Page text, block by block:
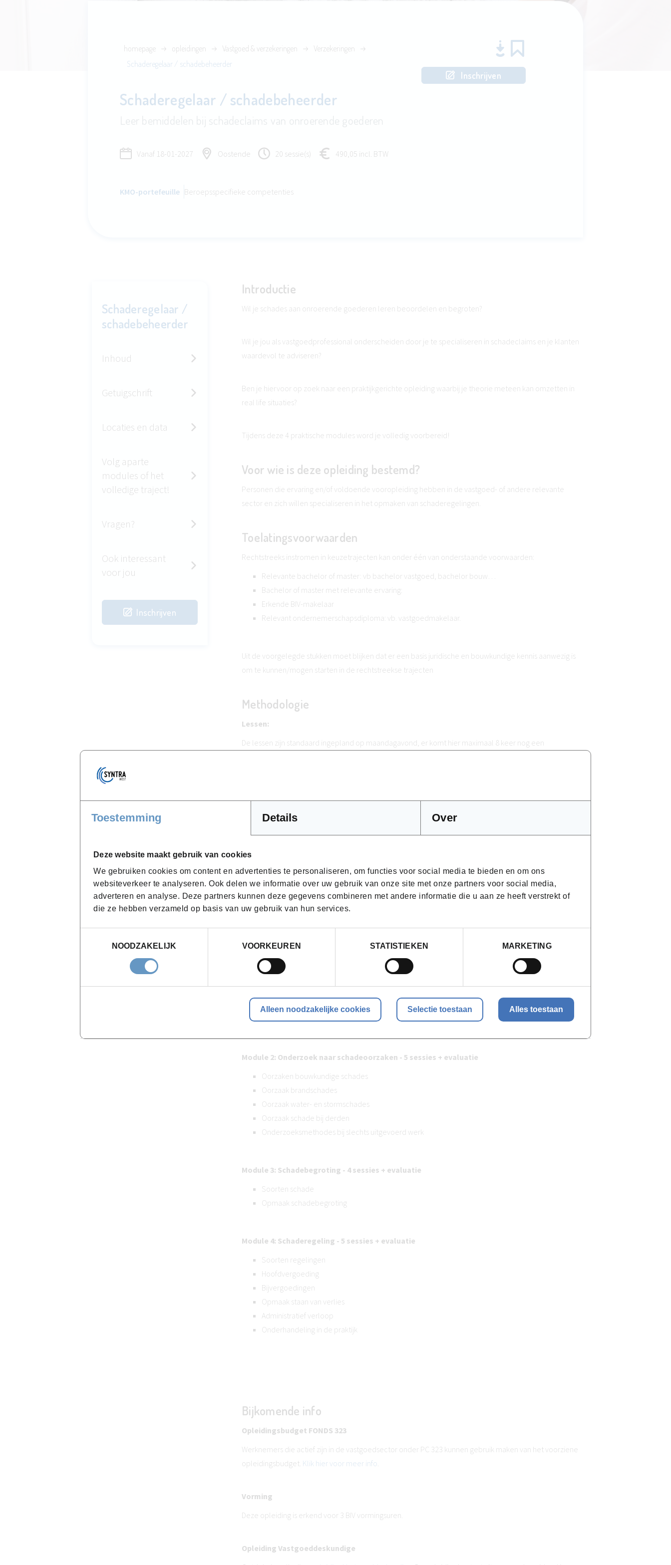
Toestemming Details Over
Deze website maakt gebruik van cookies
We gebruiken cookies om content en advertenties te personaliseren, om functies voor social media te bieden en om ons
websiteverkeer te analyseren. Ook delen we informatie over uw gebruik van onze site met onze partners voor social media,
adverteren en analyse. Deze partners kunnen deze gegevens combineren met andere informatie die u aan ze heeft verstrekt of
die ze hebben verzameld op basis van uw gebruik van hun services.
NOODZAKELIJK
VOORKEUREN STATISTIEKEN MARKETING
Alleen noodzakelijke cookies Selectie toestaan Alles toestaan
homepage opleidingen Vastgoed & verzekeringen
Verzekeringen
Schaderegelaar / schadebeheerder
Schaderegelaar / schadebeheerder
Vanaf 18-01-2027 Oostende 20 sessie(s) 490,05 incl. BTW
KMO-portefeuille Beroepsspecifieke competenties
Inschrijven
Schaderegelaar /
schadebeheerder
Inhoud
Getuigschrift
Locaties en data
Volg aparte
modules of het
volledige traject!
Vragen?
Ook interessant
voor jou
Inschrijven
Introductie
Wil je schades aan onroerende goederen leren beoordelen en begroten?
Wil je jou als vastgoedprofessional onderscheiden door je te specialiseren in schadeclaims en je klanten
waardevol te adviseren?
Ben je hiervoor op zoek naar een praktijkgerichte opleiding waarbij je theorie meteen kan omzetten in
real life situaties?
Tijdens deze 4 praktische modules word je volledig voorbereid!
Voor wie is deze opleiding bestemd?
Personen die ervaring en/of voldoende vooropleiding hebben in de vastgoed- of andere relevante
sector en zich willen specialiseren in het opmaken van schaderegelingen.
Toelatingsvoorwaarden
Rechtstreeks instromen in keuzetrajecten kan onder één van onderstaande voorwaarden:
Relevante bachelor of master: vb bachelor vastgoed, bachelor bouw…
Bachelor of master met relevante ervaring:
Erkende BIV-makelaar
Relevant ondernemerschapsdiploma: vb. vastgoedmakelaar.
Uit de voorgelegde stukken moet blijken dat er een basis juridische en bouwkundige kennis aanwezig is
om te kunnen/mogen starten in de rechtstreekse trajecten
Methodologie
Lessen:
De lessen zijn standaard ingepland op maandagavond, er komt hier maximaal 8 keer nog een
Als cursist heb je 2 examenkansen. Indien je niet slaagde of deelnam aan de eerste zittijd, heb je recht op
een tweede zittijd.
Module 1: Fundamentals - 2 sessies + evaluatie
Werkgebieden
Classificatie van schades
Module 2: Onderzoek naar schadeoorzaken - 5 sessies + evaluatie
Oorzaken bouwkundige schades
Oorzaak brandschades
Oorzaak water- en stormschades
Oorzaak schade bij derden
Onderzoeksmethodes bij slechts uitgevoerd werk
Module 3: Schadebegroting - 4 sessies + evaluatie
Soorten schade
Opmaak schadebegroting
Module 4: Schaderegeling - 5 sessies + evaluatie
Soorten regelingen
Hoofdvergoeding
Bijvergoedingen
Opmaak staan van verlies
Administratief verloop
Onderhandeling in de praktijk
Bijkomende info
Opleidingsbudget FONDS 323
Werknemers die actief zijn in de vastgoedsector onder PC 323 kunnen gebruik maken van het voorziene
opleidingsbudget. Klik hier voor meer info.
Vorming
Deze opleiding is erkend voor 3 BIV vormingsuren.
Opleiding Vastgoeddeskundige